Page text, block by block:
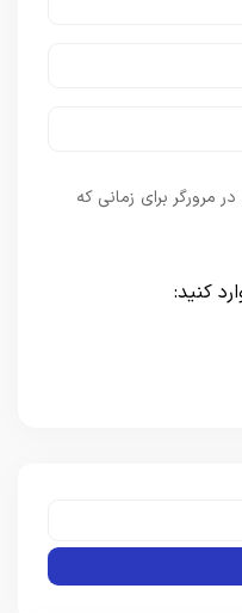
مرورگر برای زمانی که
کنید: